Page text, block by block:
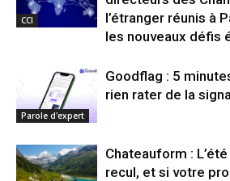
CCI
l’étranger réunis à
les nouveaux défis
Parole d'expert
Goodflag : 5
rien rater de la
Chateauform :
recul, et si votre